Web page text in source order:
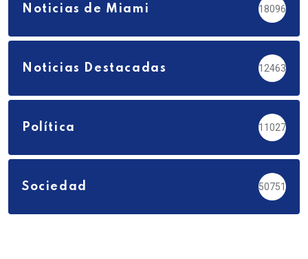
Noticias de Miami 18096
Noticias Destacadas 12463
Política 11027
Sociedad 50751